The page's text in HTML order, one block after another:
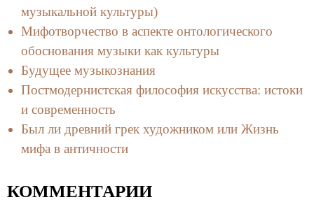
музыкальной культуры)
Мифотворчество в аспекте онтологического
обоснования музыки как культуры
Будущее музыкознания
Постмодернистская философия искусства: истоки
и современность
Был ли древний грек художником или Жизнь
мифа в античности
КОММЕНТАРИИ